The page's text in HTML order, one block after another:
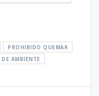
PROHIBIDO QUEMAR
DE AMBIENTE